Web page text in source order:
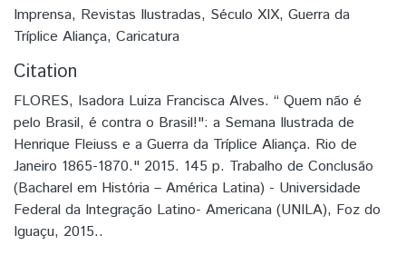
Imprensa, Revistas Ilustradas, Século XIX, Guerra da
Tríplice Aliança, Caricatura
Citation
FLORES, Isadora Luiza Francisca Alves. “ Quem não é
pelo Brasil, é contra o Brasil!": a Semana Ilustrada de
Henrique Fleiuss e a Guerra da Tríplice Aliança. Rio de
Janeiro 1865-1870." 2015. 145 p. Trabalho de Conclusão
(Bacharel em História – América Latina) - Universidade
Federal da Integração Latino- Americana (UNILA), Foz do
Iguaçu, 2015..